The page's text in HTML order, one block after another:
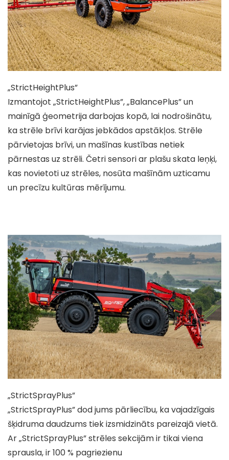
„StrictHeightPlus”
Izmantojot „StrictHeightPlus”, „BalancePlus” un
mainīgā ģeometrija darbojas kopā, lai nodrošinātu,
ka strēle brīvi karājas jebkādos apstākļos. Strēle
pārvietojas brīvi, un mašīnas kustības netiek
pārnestas uz strēli. Četri sensori ar plašu skata leņķi,
kas novietoti uz strēles, nosūta mašīnām uzticamu
un precīzu kultūras mērījumu.
„StrictSprayPlus”
„StrictSprayPlus” dod jums pārliecību, ka vajadzīgais
šķidruma daudzums tiek izsmidzināts pareizajā vietā.
Ar „StrictSprayPlus” strēles sekcijām ir tikai viena
sprausla, ir 100 % pagriezienu